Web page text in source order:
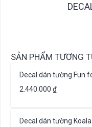
SẢN PHẨM TƯƠNG
Decal dán tường Fun
2.440.000 ₫
Decal dán tường